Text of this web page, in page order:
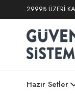
2999₺ ÜZERİ
Hazır Setler